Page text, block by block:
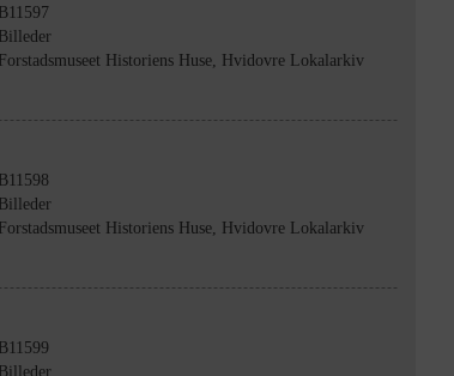
B11597
Billeder
Forstadsmuseet Historiens Huse, Hvidovre Lokalarkiv
B11598
Billeder
Forstadsmuseet Historiens Huse, Hvidovre Lokalarkiv
B11599
Billeder